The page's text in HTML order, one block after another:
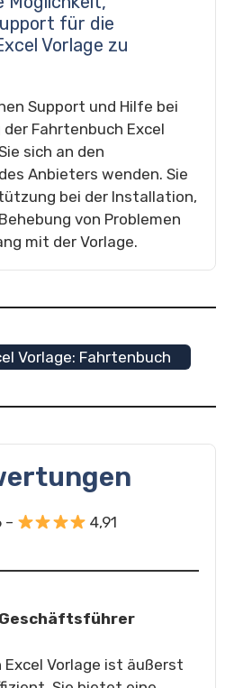
für die
Vorlage zu
Support und Hilfe bei
Fahrtenbuch Excel
sich an den
Anbieters wenden. Sie
bei der Installation,
von Problemen
mit der Vorlage.
Vorlage: Fahrtenbuch
– 4,91
Geschäftsführer
Excel Vorlage ist äußerst